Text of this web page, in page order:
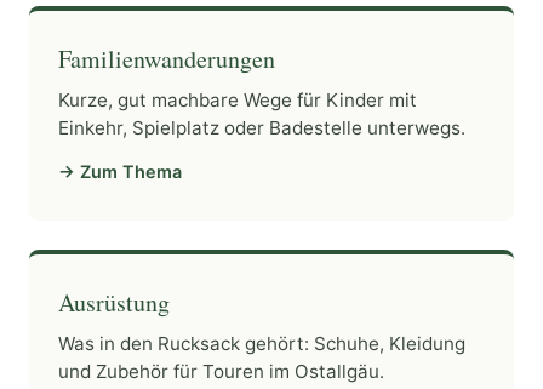
Familienwanderungen
Kurze, gut machbare Wege für Kinder mit
Einkehr, Spielplatz oder Badestelle unterwegs.
→ Zum Thema
Ausrüstung
Was in den Rucksack gehört: Schuhe, Kleidung
und Zubehör für Touren im Ostallgäu.